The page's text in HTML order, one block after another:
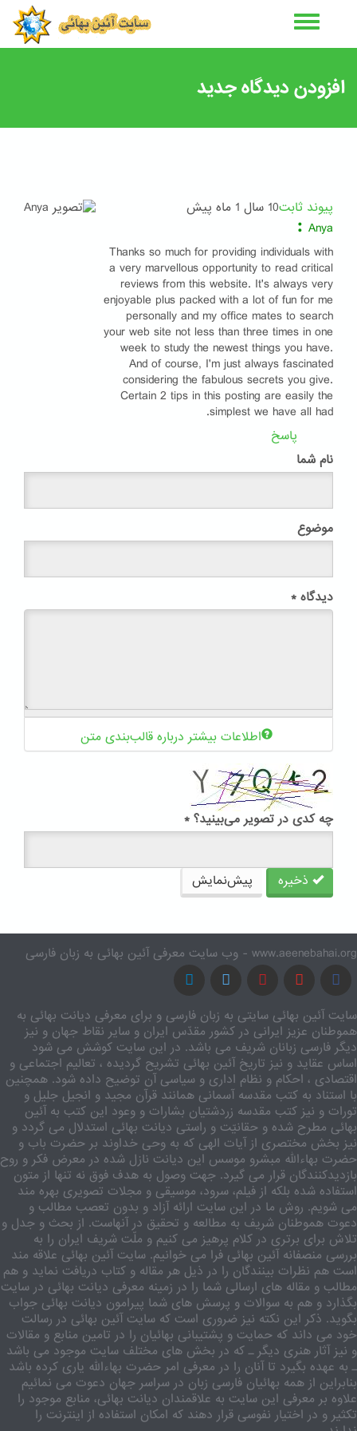
افزودن دیدگاه جدید
پیوند ثابت10 سال 1 ماه پیش
Anya
:
Thanks so much for providing individuals with
a very marvellous opportunity to read critical
reviews from this website. It's always very
enjoyable plus packed with a lot of fun for me
personally and my office mates to search
your web site not less than three times in one
week to study the newest things you have.
And of course, I'm just always fascinated
considering the fabulous secrets you give.
Certain 2 tips in this posting are easily the
simplest we have all had.
پاسخ
نام شما
موضوع
دیدگاه *
اطلاعات بیشتر درباره قالب‌بندی متن
چه کدی در تصویر می‌بینید؟ *
ذخیره پیش‌نمایش
www.aeenebahai.org - وب سایت معرفی آئین بهائی به زبان فارسی
سایت آئین بهائی سایتی به زبان فارسی و برای معرفی دیانت بهائی به
هموطنان عزیز ایرانی در کشور مقدّس ایران و سایر نقاط جهان و نیز
دیگر فارسی زبانان شریف می باشد. در این سایت کوشش می شود
اساس عقاید و نیز تاریخ آئین بهائی تشریح گردیده ، تعالیم اجتماعی و
اقتصادی ، احکام و نظام اداری و سیاسی آن توضیح داده شود. همچنین
با استناد به کتب مقدسه آسمانی همانند قرآن مجید و انجیل جلیل و
تورات و نیز کتب مقدسه زردشتیان بشارات و وعود این کتب به آئین
بهائی مطرح شده و حقانیّت و راستی دیانت بهائی استدلال می گردد و
نیز بخش مختصری از آیات الهی که به وحی خداوند بر حضرت باب و
حضرت بهاءالله مبشرو موسس این دیانت نازل شده در معرض فکر و روح
بازدیدکنندگان قرار می گیرد. جهت وصول به هدف فوق نه تنها از متون
استفاده شده بلکه از فیلم، سرود، موسیقی و مجلات تصویری بهره مند
می شویم. روش ما در این سایت ارائه آزاد و بدون تعصب مطالب و
دعوت هموطنان شریف به مطالعه و تحقیق در آنهاست. از بحث و جدل و
تلاش برای برتری در کلام پرهیز می کنیم و ملّت شریف ایران را به
بررسی منصفانه آئین بهائی فرا می خوانیم. سایت آئین بهائی علاقه مند
است هم نظرات بینندگان را در ذیل هر مقاله و کتاب دریافت نماید و هم
مطالب و مقاله های ارسالی شما را در زمینه معرفی دیانت بهائی در سایت
بگذارد و هم به سوالات و پرسش های شما پیرامون دیانت بهائی جواب
بگوید. ذکر این نکته نیز ضروری است که سایت آئین بهائی در رسالت
خود می داند که حمایت و پشتیبانی بهائیان را در تامین منابع و مقالات
و نیز آثار هنری دیگر ـ که در بخش های مختلف سایت موجود می باشد
ـ به عهده بگیرد تا آنان را در معرفی امر حضرت بهاءالله یاری کرده باشد
بنابراین از همه بهائیان فارسی زبان در سراسر جهان دعوت می نمائیم
علاوه بر معرفی این سایت به علاقمندان دیانت بهائی، منابع موجود را
تکثیر و در اختیار نفوسی قرار دهند که امکان استفاده از اینترنت را